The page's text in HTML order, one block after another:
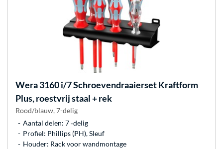
Wera3160 i/7 Schroevendraaierset Kraftform
Plus, roestvrij staal + rek
Rood/blauw, 7-delig
Aantal delen: 7 ‐delig
Profiel: Phillips (PH), Sleuf
Houder: Rack voor wandmontage